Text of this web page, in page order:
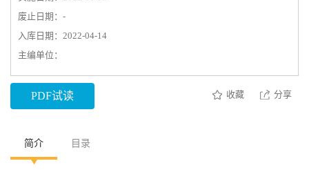
废止日期：-
入库日期：2022-04-14
主编单位：
PDF试读 收藏 分享
简介 目录